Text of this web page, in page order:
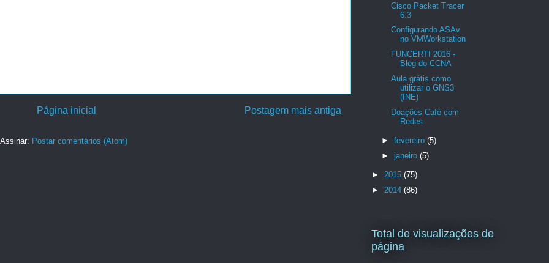
Postagem mais antiga
Página inicial
Assinar: Postar comentários (Atom)
Cisco Packet Tracer
6.3
Configurando ASAv
no VMWorkstation
FUNCERTI 2016 -
Blog do CCNA
Aula grátis como
utilizar o GNS3
(INE)
Doações Café com
Redes
► fevereiro (5)
► janeiro (5)
► 2015 (75)
► 2014 (86)
Total de visualizações de
página